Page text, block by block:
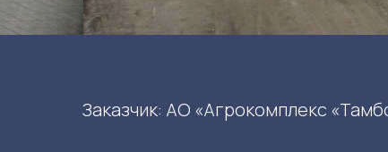
Заказчик: АО «Агрокомплекс